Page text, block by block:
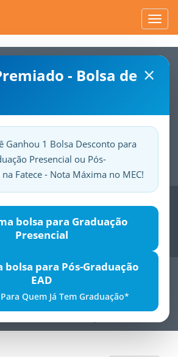
×
- Bolsa de
Ganhou 1 Bolsa Desconto para
Presencial ou Pós-
Fatece - Nota Máxima no MEC!
bolsa para Graduação
Presencial
bolsa para Pós-Graduação
EAD
Quem Já Tem Graduação*
Seuorgulho.
Cena Educação na